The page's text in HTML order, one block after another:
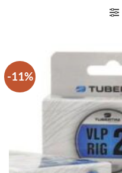
-11%